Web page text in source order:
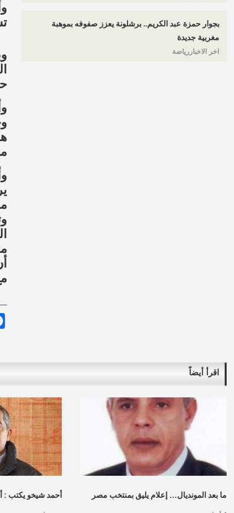
بجوار حمزة عبد الكريم.. برشلونة يعزز صفوفه بموهبة
مغربية جديدة
اخر الاخباررياضة
اقرأ أيضاً
ما بعد المونديال… إعلام يليق بمنتخب مصر أحمد شيخو يكتب :